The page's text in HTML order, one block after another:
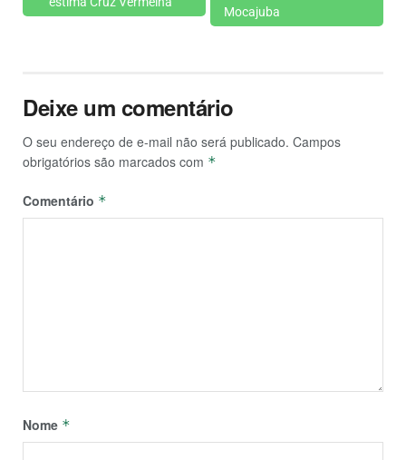
Mocajuba
Deixe um comentário
O seu endereço de e-mail não será publicado. Campos
obrigatórios são marcados com *
Comentário *
Nome *